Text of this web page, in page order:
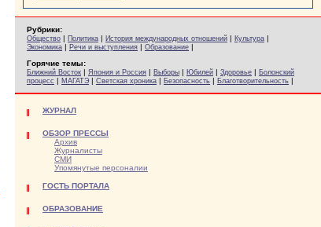
Рубрики:
Общество | Политика | История международных отношений | Культура |
Экономика | Речи и выступления | Образование |
Горячие темы:
Ближний Восток | Япония и Россия | Выборы | Юбилей | Здоровье | Болонский
процесс | МАГАТЭ | Светская хроника | Безопасность | Благотворительность |
ЖУРНАЛ
ОБЗОР ПРЕССЫ
Архив
Журналисты
СМИ
Упомянутые персоналии
ГОСТЬ ПОРТАЛА
ОБРАЗОВАНИЕ